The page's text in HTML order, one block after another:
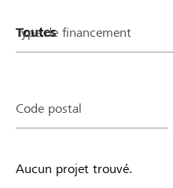
Type de financement
Code postal
Aucun projet trouvé.